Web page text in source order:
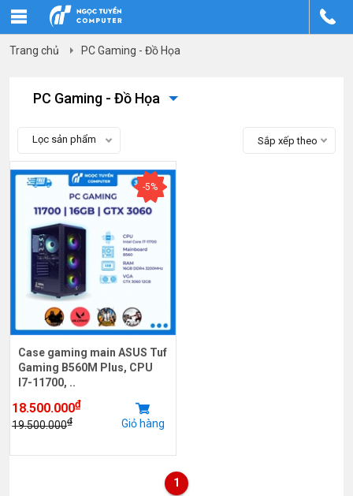
Trang chủ PC Gaming - Đồ Họa
PC Gaming - Đồ Họa
Lọc sản phẩm Sắp xếp theo
-5%
Case gaming main ASUS Tuf
Gaming B560M Plus, CPU
I7-11700, ..
18.500.000₫
19.500.000₫ Giỏ hàng
1